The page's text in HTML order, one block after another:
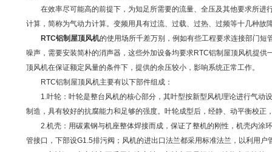
在效率尽可能高的前提下，为知足所需要的流量、全压及其他要求所进
计算，简称为气动力计算。变频用具有过流、过载、过热、过频等十几种故
RTC铝制屋顶风机的使用场所千差万别，例如有些工程要求连接部门
噪声，需要安装简朴的消声器，这些外加设备均要求RTC铝制屋顶风机提
顶风机在保证额定风量的条件下，提供的余压较小，影响系统正常工作。
RTC铝制屋顶风机主要有以下部件组成：
1.叶轮：叶轮是整台风机的核心部分，其叶型按新型风机理论进行气动
制造，具有较好的抗腐能力和足够的强度。叶轮成型后，经静、动平衡校正
2.机壳：用碳素钢与机座整体焊接而成，保证了整机的刚性，机壳内涂
管接口，下部设G1.5排污阀；风机的进出口法兰都采用标准法兰，以利用户